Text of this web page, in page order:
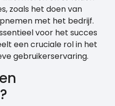
zoals het doen van
met het bedrijf.
voor het succes
een cruciale rol in het
gebruikerservaring.